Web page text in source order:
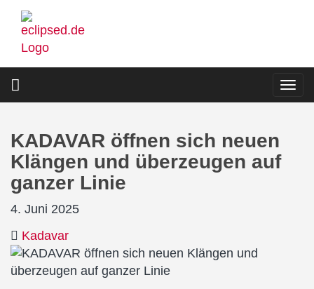
Direkt
zum
Inhalt
KADAVAR öffnen sich neuen
Klängen und überzeugen auf
ganzer Linie
4. Juni 2025
Kadavar